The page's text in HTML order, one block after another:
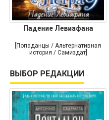
Падение Левиафана
[Попаданцы / Альтернативная
история / Самиздат]
ВЫБОР РЕДАКЦИИ